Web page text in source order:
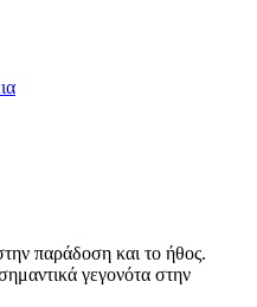
παράδοση και το ήθος.
γεγονότα στην